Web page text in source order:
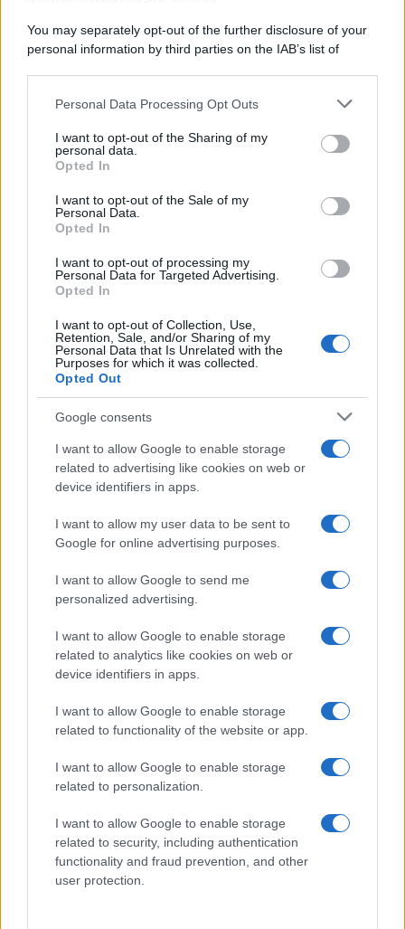
You may separately opt-out of the further disclosure of your
personal information by third parties on the IAB’s list of
This information may also be disclosed by us to third parties
disclose it to other third parties.
Please note that this website/app uses one or more Google
services and may gather and store information including but
not limited to your visit or usage behaviour. You may click to
grant or deny consent to Google and its third-party tags to
consent section.
Personal Data Processing Opt Outs
I want to opt-out of the Sharing of my
personal data.
Opted In
I want to opt-out of the Sale of my
Personal Data.
Opted In
I want to opt-out of processing my
Personal Data for Targeted Advertising.
Opted In
I want to opt-out of Collection, Use,
Retention, Sale, and/or Sharing of my
Personal Data that Is Unrelated with the
Purposes for which it was collected.
Opted Out
Google consents
I want to allow Google to enable storage
related to advertising like cookies on web or
device identifiers in apps.
I want to allow my user data to be sent to
Google for online advertising purposes.
I want to allow Google to send me
personalized advertising.
I want to allow Google to enable storage
related to analytics like cookies on web or
device identifiers in apps.
I want to allow Google to enable storage
related to functionality of the website or app.
I want to allow Google to enable storage
related to personalization.
I want to allow Google to enable storage
related to security, including authentication
functionality and fraud prevention, and other
user protection.
Leggi anche
Bellezza
gettonati dell’Estate 2026,
Casa
rigogliosa: non commettere
Moda
stagione: bikini con stampa
animalier ma con un tocco più
glamour!
Viaggi
Montagna ad agosto: 4
località da non perdere per
una vacanza al fresco